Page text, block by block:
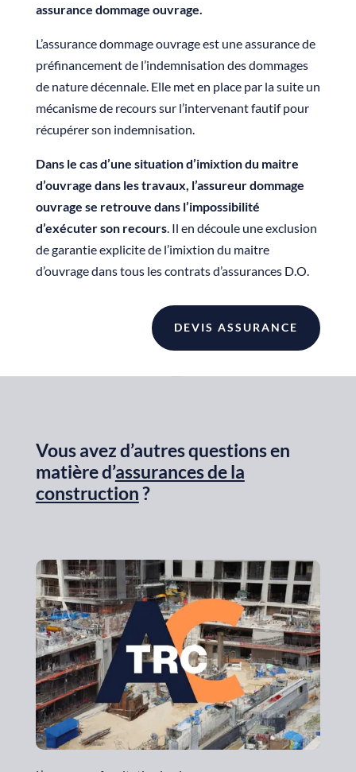
assurance dommage ouvrage.
L’assurance dommage ouvrage est une assurance de
préfinancement de l’indemnisation des dommages
de nature décennale. Elle met en place par la suite un
mécanisme de recours sur l’intervenant fautif pour
récupérer son indemnisation.
Dans le cas d’une situation d’imixtion du maitre
d’ouvrage dans les travaux, l’assureur dommage
ouvrage se retrouve dans l’impossibilité
d’exécuter son recours. Il en découle une exclusion
de garantie explicite de l’imixtion du maitre
d’ouvrage dans tous les contrats d’assurances D.O.
DEVIS ASSURANCE
Vous avez d’autres questions en
matière d’assurances de la
construction?